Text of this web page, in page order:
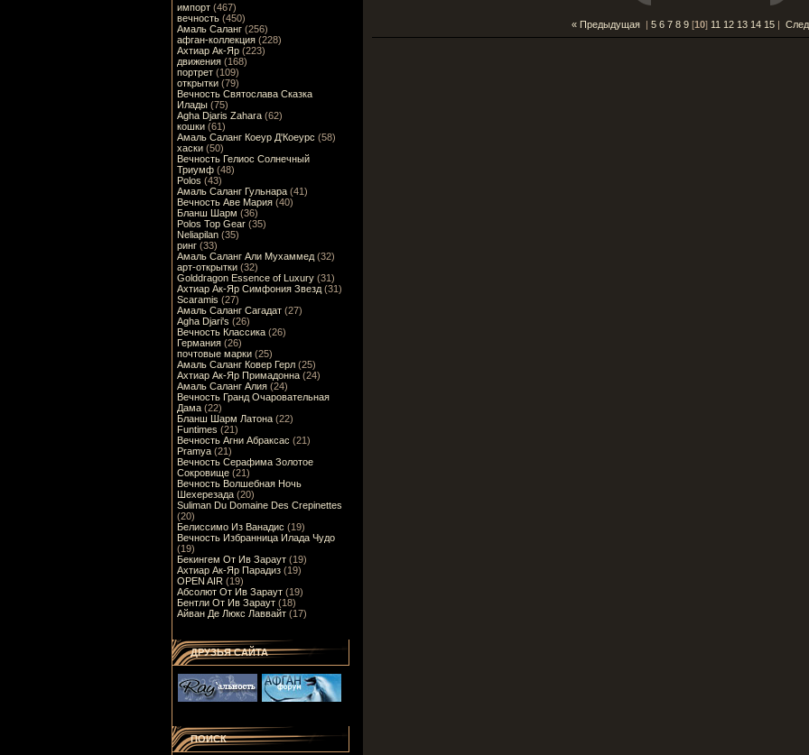
импорт(467)
вечность(450)
Амаль Саланг(256)
афган-коллекция(228)
Ахтиар Ак-Яр(223)
движения(168)
портрет(109)
открытки(79)
Вечность Святослава Сказка
Илады(75)
Agha Djaris Zahara(62)
кошки(61)
Амаль Саланг Коеур Д'Коеурс (58)
хаски(50)
Вечность Гелиос Солнечный
Триумф(48)
Polos (43)
Амаль Саланг Гульнара(41)
Вечность Аве Мария(40)
Бланш Шарм (36)
Polos Top Gear(35)
Neliapilan(35)
ринг(33)
Амаль Саланг Али Мухаммед(32)
арт-открытки(32)
Golddragon Essence of Luxury(31)
Ахтиар Ак-Яр Симфония Звезд(31)
Scaramis (27)
Амаль Саланг Сагадат(27)
Agha Djari's (26)
Вечность Классика(26)
Германия(26)
почтовые марки(25)
Амаль Саланг Ковер Герл(25)
Ахтиар Ак-Яр Примадонна(24)
Амаль Саланг Алия(24)
Вечность Гранд Очаровательная
Дама(22)
Бланш Шарм Латона(22)
Funtimes (21)
Вечность Агни Абраксас (21)
Pramya(21)
Вечность Серафима Золотое
Сокровище(21)
Вечность Волшебная Ночь
Шехерезада(20)
Suliman Du Domaine Des Crepinettes
(20)
Белиссимо Из Ванадис (19)
Вечность Избранница Илада Чудо
(19)
Бекингем От Ив Зараут(19)
Ахтиар Ак-Яр Парадиз(19)
OPEN AIR (19)
Абсолют От Ив Зараут(19)
Бентли От Ив Зараут(18)
Айван Де Люкс Лаввайт(17)
ДРУЗЬЯ САЙТА
ПОИСК
« Предыдущая | 5 6 7 8 9 [10] 11 12 13 14 15 |